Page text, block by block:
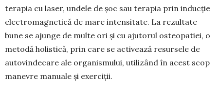
terapia cu laser, undele de șoc sau terapia prin inducție
electromagnetică de mare intensitate. La rezultate
bune se ajunge de multe ori și cu ajutorul osteo­patiei, o
metodă holistică, prin care se activează resursele de
autovindecare ale organismului, uti­lizând în acest scop
manevre manuale și exerciții.